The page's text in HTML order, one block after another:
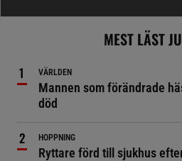
MEST LÄST
VÄRLDEN
Mannen som förändrade
död
HOPPNING
Ryttare förd till sjukhus